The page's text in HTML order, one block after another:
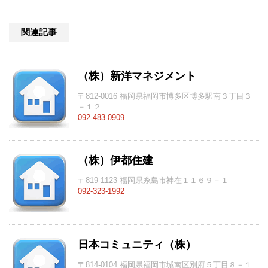
関連記事
（株）新洋マネジメント
〒812-0016 福岡県福岡市博多区博多駅南３丁目３
－１２
092-483-0909
（株）伊都住建
〒819-1123 福岡県糸島市神在１１６９－１
092-323-1992
日本コミュニティ（株）
〒814-0104 福岡県福岡市城南区別府５丁目８－１